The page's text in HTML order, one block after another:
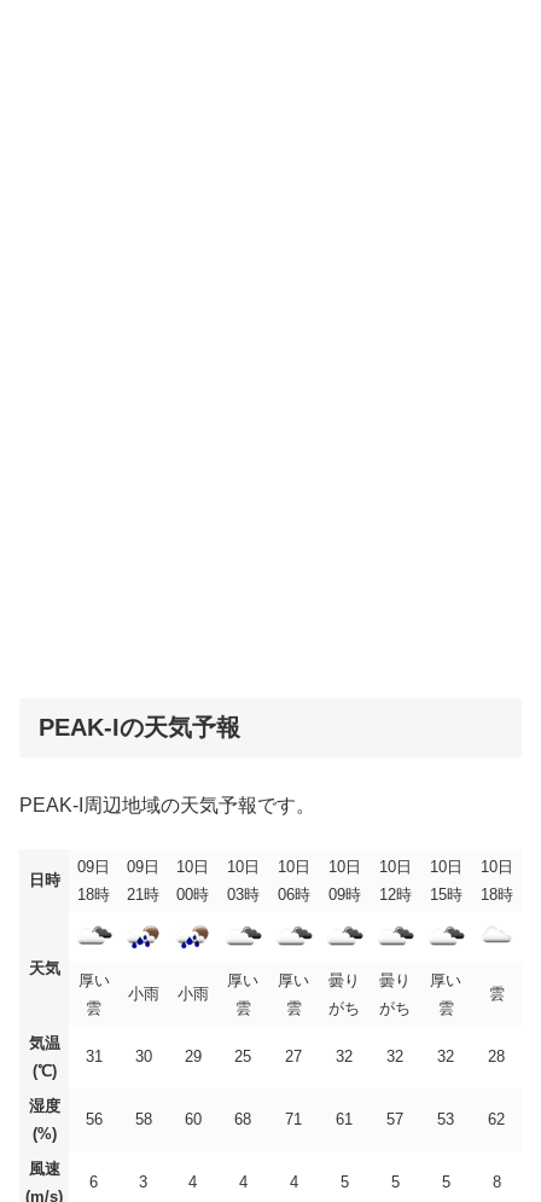
PEAK-Iの天気予報
PEAK-I周辺地域の天気予報です。
日時
09日
18時
09日
21時
10日
00時
10日
03時
10日
06時
10日
09時
10日
12時
10日
15時
10日
18時
天気
厚い
雲
小雨 小雨
厚い
雲
厚い
雲
曇り
がち
曇り
がち
厚い
雲
雲
気温
(℃)
31 30 29 25 27 32 32 32 28
湿度
(%)
56 58 60 68 71 61 57 53 62
風速
(m/s)
6 3 4 4 4 5 5 5 8